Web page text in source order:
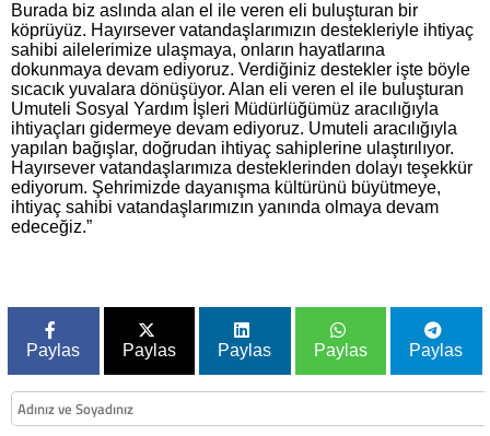
Burada biz aslında alan el ile veren eli buluşturan bir
köprüyüz. Hayırsever vatandaşlarımızın destekleriyle ihtiyaç
sahibi ailelerimize ulaşmaya, onların hayatlarına
dokunmaya devam ediyoruz. Verdiğiniz destekler işte böyle
sıcacık yuvalara dönüşüyor. Alan eli veren el ile buluşturan
Umuteli Sosyal Yardım İşleri Müdürlüğümüz aracılığıyla
ihtiyaçları gidermeye devam ediyoruz. Umuteli aracılığıyla
yapılan bağışlar, doğrudan ihtiyaç sahiplerine ulaştırılıyor.
Hayırsever vatandaşlarımıza desteklerinden dolayı teşekkür
ediyorum. Şehrimizde dayanışma kültürünü büyütmeye,
ihtiyaç sahibi vatandaşlarımızın yanında olmaya devam
edeceğiz.”
Paylas Paylas Paylas Paylas Paylas